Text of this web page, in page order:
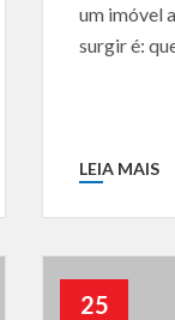
um imóvel
surgir é:
LEIA MAIS
25